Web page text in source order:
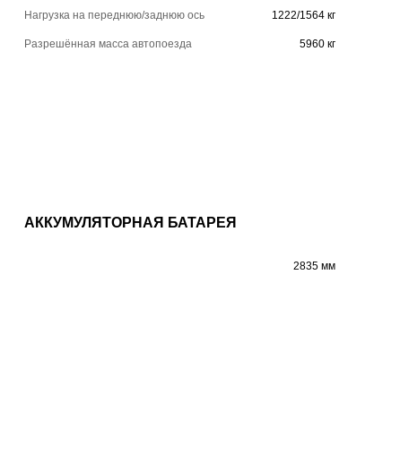
Нагрузка на переднюю/заднюю ось 1222/1564 кг
Разрешённая масса автопоезда 5960 кг
АККУМУЛЯТОРНАЯ БАТАРЕЯ
2835 мм